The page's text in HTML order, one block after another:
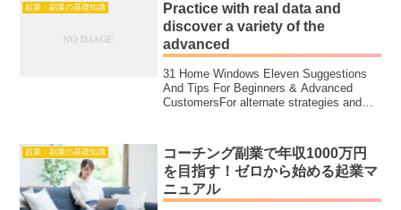
起業・副業の基礎知識
Practice with real data and
discover a variety of the
advanced
31 Home Windows Eleven Suggestions
And Tips For Beginners & Advanced
CustomersFor alternate strategies and
起業・副業の基礎知識
コーチング副業で年収1000万円
を目指す！ゼロから始める起業マ
ニュアル